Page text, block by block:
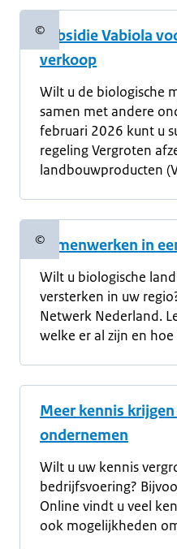
©Copyrightinformatie
Subsidie Vabiola
verkoop
Wilt u de biologische
samen met andere
februari 2026 kunt u
regeling Vergroten
landbouwproducten
©Copyrightinformatie
Samenwerken in
Wilt u biologische
versterken in uw
Netwerk Nederland.
welke er al zijn en
Meer kennis
ondernemen
Wilt u uw kennis
bedrijfsvoering?
Online vindt u veel
ook mogelijkheden